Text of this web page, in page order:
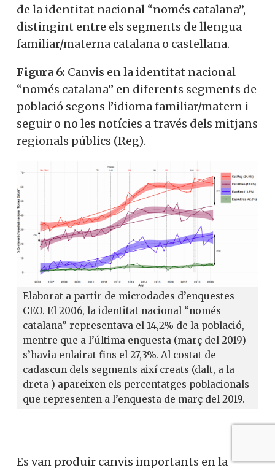
de la identitat nacional “només catalana”,
distingint entre els segments de llengua
familiar/materna catalana o castellana.
Figura 6: Canvis en la identitat nacional
“només catalana” en diferents segments de
població segons l’idioma familiar/matern i
seguir o no les notícies a través dels mitjans
regionals públics (Reg).
Elaborat a partir de microdades d’enquestes
CEO. El 2006, la identitat nacional “només
catalana” representava el 14,2% de la població,
mentre que a l’última enquesta (març del 2019)
s’havia enlairat fins el 27,3%. Al costat de
cadascun dels segments així creats (dalt, a la
dreta ) apareixen els percentatges poblacionals
que representen a l’enquesta de març del 2019.
Es van produir canvis importants en la